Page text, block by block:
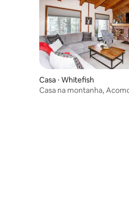
Casa ⋅ Whitefish
Casa na montanha,